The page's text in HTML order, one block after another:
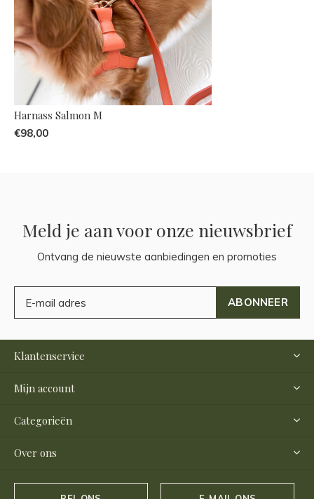
Harnass Salmon M
€98,00
Meld je aan voor onze nieuwsbrief
Ontvang de nieuwste aanbiedingen en promoties
ABONNEER
Klantenservice
Mijn account
Categorieën
Over ons